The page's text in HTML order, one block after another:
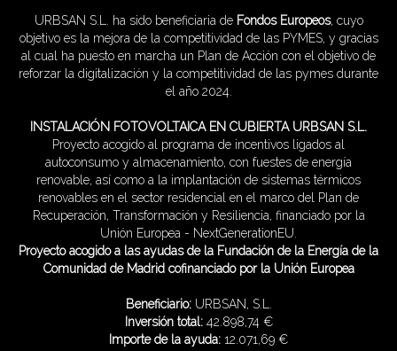
URBSAN S.L. ha sido beneficiaria de Fondos Europeos, cuyo
objetivo es la mejora de la competitividad de las PYMES, y gracias
al cual ha puesto en marcha un Plan de Acción con el objetivo de
reforzar la digitalización y la competitividad de las pymes durante
el año 2024.
INSTALACIÓN FOTOVOLTAICA EN CUBIERTA URBSAN S.L.
Proyecto acogido al programa de incentivos ligados al
autoconsumo y almacenamiento, con fuestes de energía
renovable, así como a la implantación de sistemas térmicos
renovables en el sector residencial en el marco del Plan de
Recuperación, Transformación y Resiliencia, financiado por la
Unión Europea - NextGenerationEU.
Proyecto acogido a las ayudas de la Fundación de la Energía de la
Comunidad de Madrid cofinanciado por la Unión Europea
Beneficiario:URBSAN, S.L.
Inversión total:42.898,74 €
Importe de la ayuda: 12.071,69 €